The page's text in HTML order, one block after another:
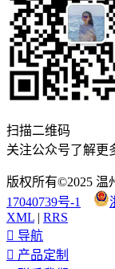
扫描二维码
关注公众号了解更
版权所有©2025
17040739号-1
XML | RRS
 导航
 产品定制